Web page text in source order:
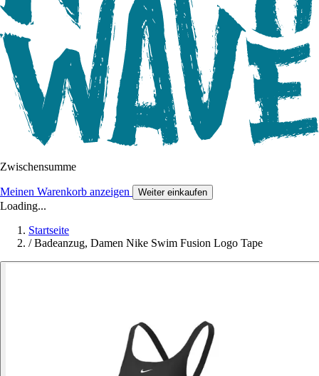
Zwischensumme
Meinen Warenkorb anzeigen Weiter einkaufen
Loading...
Startseite
/ Badeanzug, Damen Nike Swim Fusion Logo Tape